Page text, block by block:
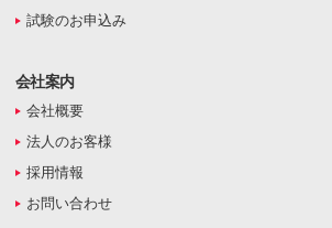
試験のお申込み
会社案内
会社概要
法人のお客様
採用情報
お問い合わせ